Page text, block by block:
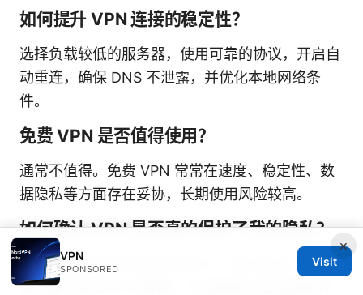
如何提升 VPN 连接的稳定性？
选择负载较低的服务器，使用可靠的协议，开启自
动重连，确保 DNS 不泄露，并优化本地网络条
件。
免费 VPN 是否值得使用？
通常不值得。免费 VPN 常常在速度、稳定性、数
据隐私等方面存在妥协，长期使用风险较高。
如何确认 VPN 是否真的保护了我的隐私？
使用在线隐私检测工具检测 IP、DNS 漏洞，并确
保连接时真实 IP 未暴露，且流量通过加密通道传
×
VPN
SPONSORED
Visit